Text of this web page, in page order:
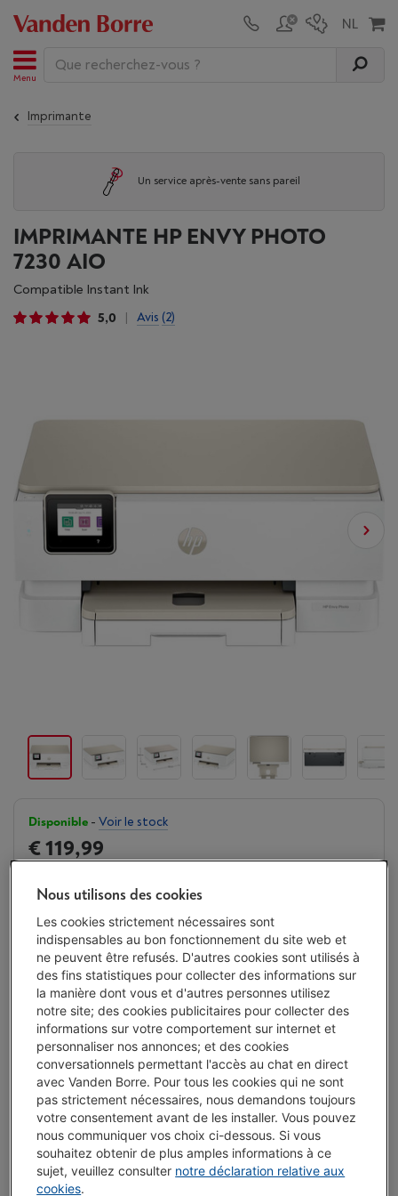
Menu
Imprimante
Un service après-vente sans pareil
IMPRIMANTE HP ENVY PHOTO
7230 AIO
Compatible Instant Ink
5,0
Avis (2)
Disponible - Voir le stock
€ 119,99
Attention, emprunter de l'argent coûte aussi de l'argent.
J'achète
Comparer
Atouts
Impression recto verso automatique
Bac dédié pour papier photo
L’écran tactile couleur de 2,7 pouces vous permet de
naviguer simplement dans les options de l'imprimante
Nous utilisons des cookies
Les cookies strictement nécessaires sont
indispensables au bon fonctionnement du site web et
ne peuvent être refusés. D'autres cookies sont utilisés à
des fins statistiques pour collecter des informations sur
la manière dont vous et d'autres personnes utilisez
notre site; des cookies publicitaires pour collecter des
informations sur votre comportement sur internet et
personnaliser nos annonces; et des cookies
conversationnels permettant l'accès au chat en direct
avec Vanden Borre. Pour tous les cookies qui ne sont
pas strictement nécessaires, nous demandons toujours
votre consentement avant de les installer. Vous pouvez
nous communiquer vos choix ci-dessous. Si vous
souhaitez obtenir de plus amples informations à ce
sujet, veuillez consulter notre déclaration relative aux
cookies.